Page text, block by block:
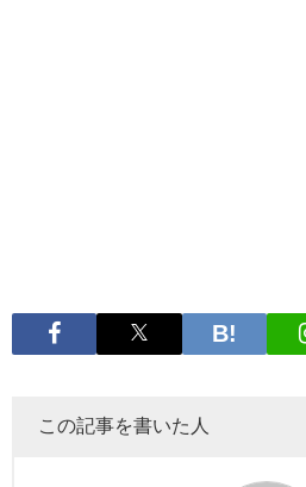
この記事を書いた人